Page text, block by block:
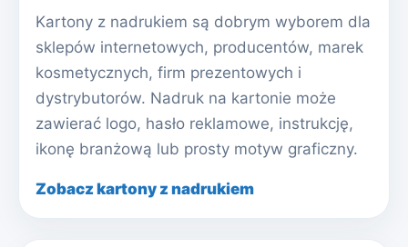
Kartony z nadrukiem są dobrym wyborem dla
sklepów internetowych, producentów, marek
kosmetycznych, firm prezentowych i
dystrybutorów. Nadruk na kartonie może
zawierać logo, hasło reklamowe, instrukcję,
ikonę branżową lub prosty motyw graficzny.
Zobacz kartony z nadrukiem